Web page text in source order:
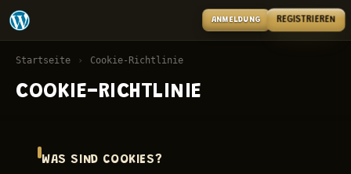
ANMELDUNG REGISTRIEREN
Startseite › Cookie-Richtlinie
COOKIE-RICHTLINIE
WAS SIND COOKIES?